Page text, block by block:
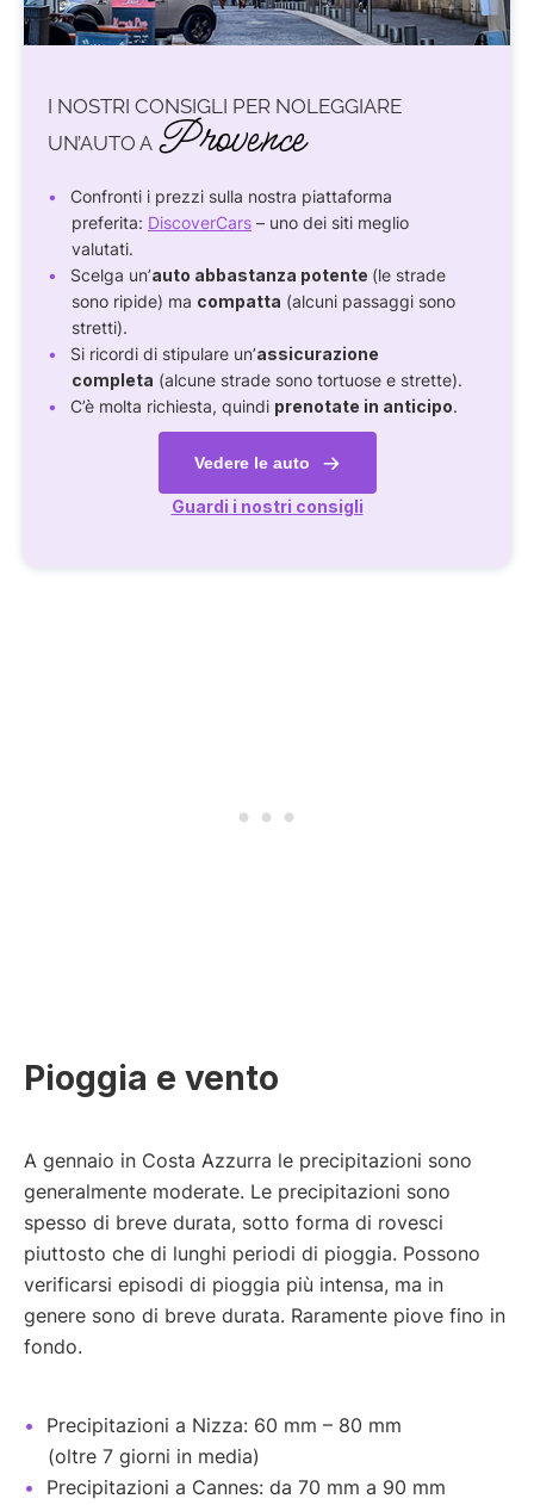
I NOSTRI CONSIGLI PER NOLEGGIARE
UN’AUTO A Provence
Confronti i prezzi sulla nostra piattaforma
preferita: DiscoverCars – uno dei siti meglio
valutati.
Scelga un’auto abbastanza potente (le strade
sono ripide) ma compatta (alcuni passaggi sono
stretti).
Si ricordi di stipulare un’assicurazione
completa (alcune strade sono tortuose e strette).
C’è molta richiesta, quindi prenotate in anticipo.
Vedere le auto
Guardi i nostri consigli
Pioggia e vento
A gennaio in Costa Azzurra le precipitazioni sono
generalmente moderate. Le precipitazioni sono
spesso di breve durata, sotto forma di rovesci
piuttosto che di lunghi periodi di pioggia. Possono
verificarsi episodi di pioggia più intensa, ma in
genere sono di breve durata. Raramente piove fino in
fondo.
Precipitazioni a Nizza: 60 mm – 80 mm
(oltre 7 giorni in media)
Precipitazioni a Cannes: da 70 mm a 90 mm